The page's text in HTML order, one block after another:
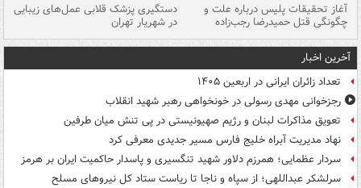
آغاز تحقیقات پلیس درباره علت و
چگونگی قتل حمیدرضا رجب‌زاده
دستگیری پزشک قلابی عمل‌های زیبایی
در شهریار تهران
آخرین اخبار
تعداد زائران ایرانی در اربعین ۱۴۰۵
رجزخوانی مهدی رسولی در خونخواهی رهبر شهید انقلاب
تعویق مذاکرات لبنان و رژیم صهیونیستی در پی تنش میان طرفین
نهاد مدیریت آبراه خلیج فارس مسیر جدیدی معرفی کرد
سردار عظمایی؛ همرزم دلاور شهید تنگسیری و پاسدار حاکمیت ایران بر هرمز
سرلشکر عبداللهی؛ از سپاه و ناجا تا ریاست ستاد کل نیروهای مسلح